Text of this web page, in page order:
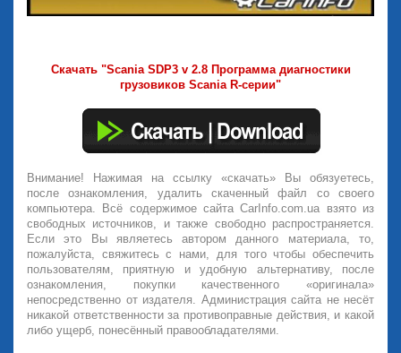
Скачать "Scania SDP3 v 2.8 Программа диагностики
грузовиков Scania R-серии"
Внимание! Нажимая на ссылку «скачать» Вы обязуетесь,
после ознакомления, удалить скаченный файл со своего
компьютера. Всё содержимое сайта CarInfo.com.ua взято из
свободных источников, и также свободно распространяется.
Если это Вы являетесь автором данного материала, то,
пожалуйста, свяжитесь с нами, для того чтобы обеспечить
пользователям, приятную и удобную альтернативу, после
ознакомления, покупки качественного «оригинала»
непосредственно от издателя. Администрация сайта не несёт
никакой ответственности за противоправные действия, и какой
либо ущерб, понесённый правообладателями.